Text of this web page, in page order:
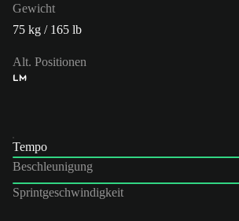
Gewicht
75 kg / 165 lb
Alt. Positionen
LM
Tempo
Beschleunigung
Sprintgeschwindigkeit